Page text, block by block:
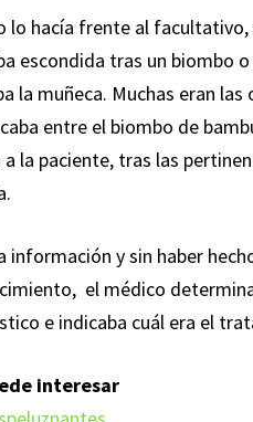
lo hacía frente al facultativo,
escondida tras un biombo
la muñeca. Muchas eran
entre el biombo de
a la paciente, tras las
información y sin haber
el médico
e indicaba cuál era el
interesar